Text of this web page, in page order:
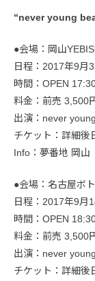
“never young
●会場：岡山
日程：2017年9月
時間：OPEN
料金：前売 3,500
出演：never
チケット：詳細後
Info：夢番地 岡
●会場：名古屋ボ
日程：2017年9月
時間：OPEN
料金：前売 3,500
出演：never
チケット：詳細後